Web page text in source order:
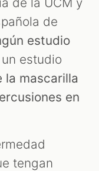
de
estudio
estudio
la mascarilla
en
tengan